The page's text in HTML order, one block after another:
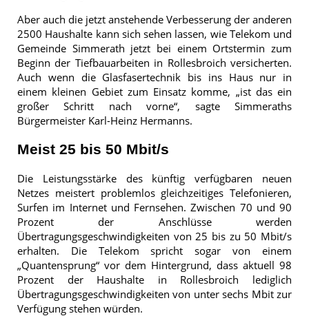
Aber auch die jetzt anstehende Verbesserung der anderen
2500 Haushalte kann sich sehen lassen, wie Telekom und
Gemeinde Simmerath jetzt bei einem Ortstermin zum
Beginn der Tiefbauarbeiten in Rollesbroich versicherten.
Auch wenn die Glasfasertechnik bis ins Haus nur in
einem kleinen Gebiet zum Einsatz komme, „ist das ein
großer Schritt nach vorne“, sagte Simmeraths
Bürgermeister Karl-Heinz Hermanns.
Meist 25 bis 50 Mbit/s
Die Leistungsstärke des künftig verfügbaren neuen
Netzes meistert problemlos gleichzeitiges Telefonieren,
Surfen im Internet und Fernsehen. Zwischen 70 und 90
Prozent der Anschlüsse werden
Übertragungsgeschwindigkeiten von 25 bis zu 50 Mbit/s
erhalten. Die Telekom spricht sogar von einem
„Quantensprung“ vor dem Hintergrund, dass aktuell 98
Prozent der Haushalte in Rollesbroich lediglich
Übertragungsgeschwindigkeiten von unter sechs Mbit zur
Verfügung stehen würden.